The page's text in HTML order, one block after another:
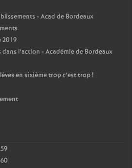
- Acad de Bordeaux
2019
l’action - Académie de Bordeaux
en sixième trop c’est trop!